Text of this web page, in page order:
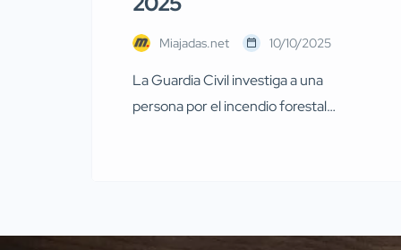
Miajadas.net 10/10/2025
La Guardia Civil investiga a una
persona por el incendio forestal
(SEPRONA) de la Comandancia de